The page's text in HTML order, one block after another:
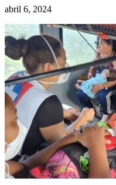
abril 6, 2024